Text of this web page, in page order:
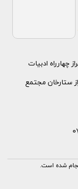
چهارراه ادبیات
ستارخان مجتمع
شده است.